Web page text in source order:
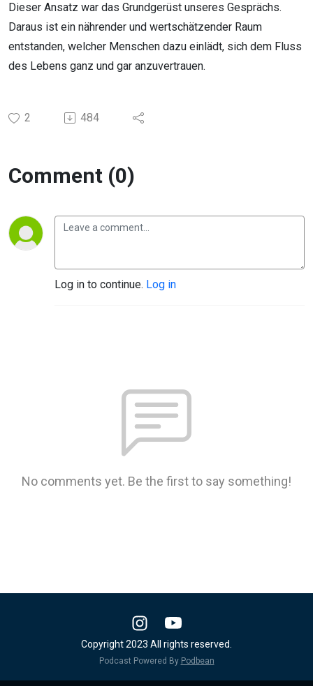
Dieser Ansatz war das Grundgerüst unseres Gesprächs.
Daraus ist ein nährender und wertschätzender Raum
entstanden, welcher Menschen dazu einlädt, sich dem Fluss
des Lebens ganz und gar anzuvertrauen.
2 484
Comment (0)
Log in to continue. Log in
No comments yet. Be the first to say something!
Copyright 2023 All rights reserved.
Podcast Powered By Podbean